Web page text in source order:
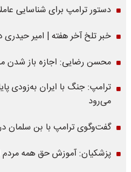
دستور ترامپ برای شناسایی
خبر تلخ آخر هفته | امیر
محسن رضایی: اجازه باز شدن
ترامپ: جنگ با ایران به‌زودی
می‌رود
گفت‌وگوی ترامپ با بن سلمان
پزشکیان: آموزش حق همه مردم